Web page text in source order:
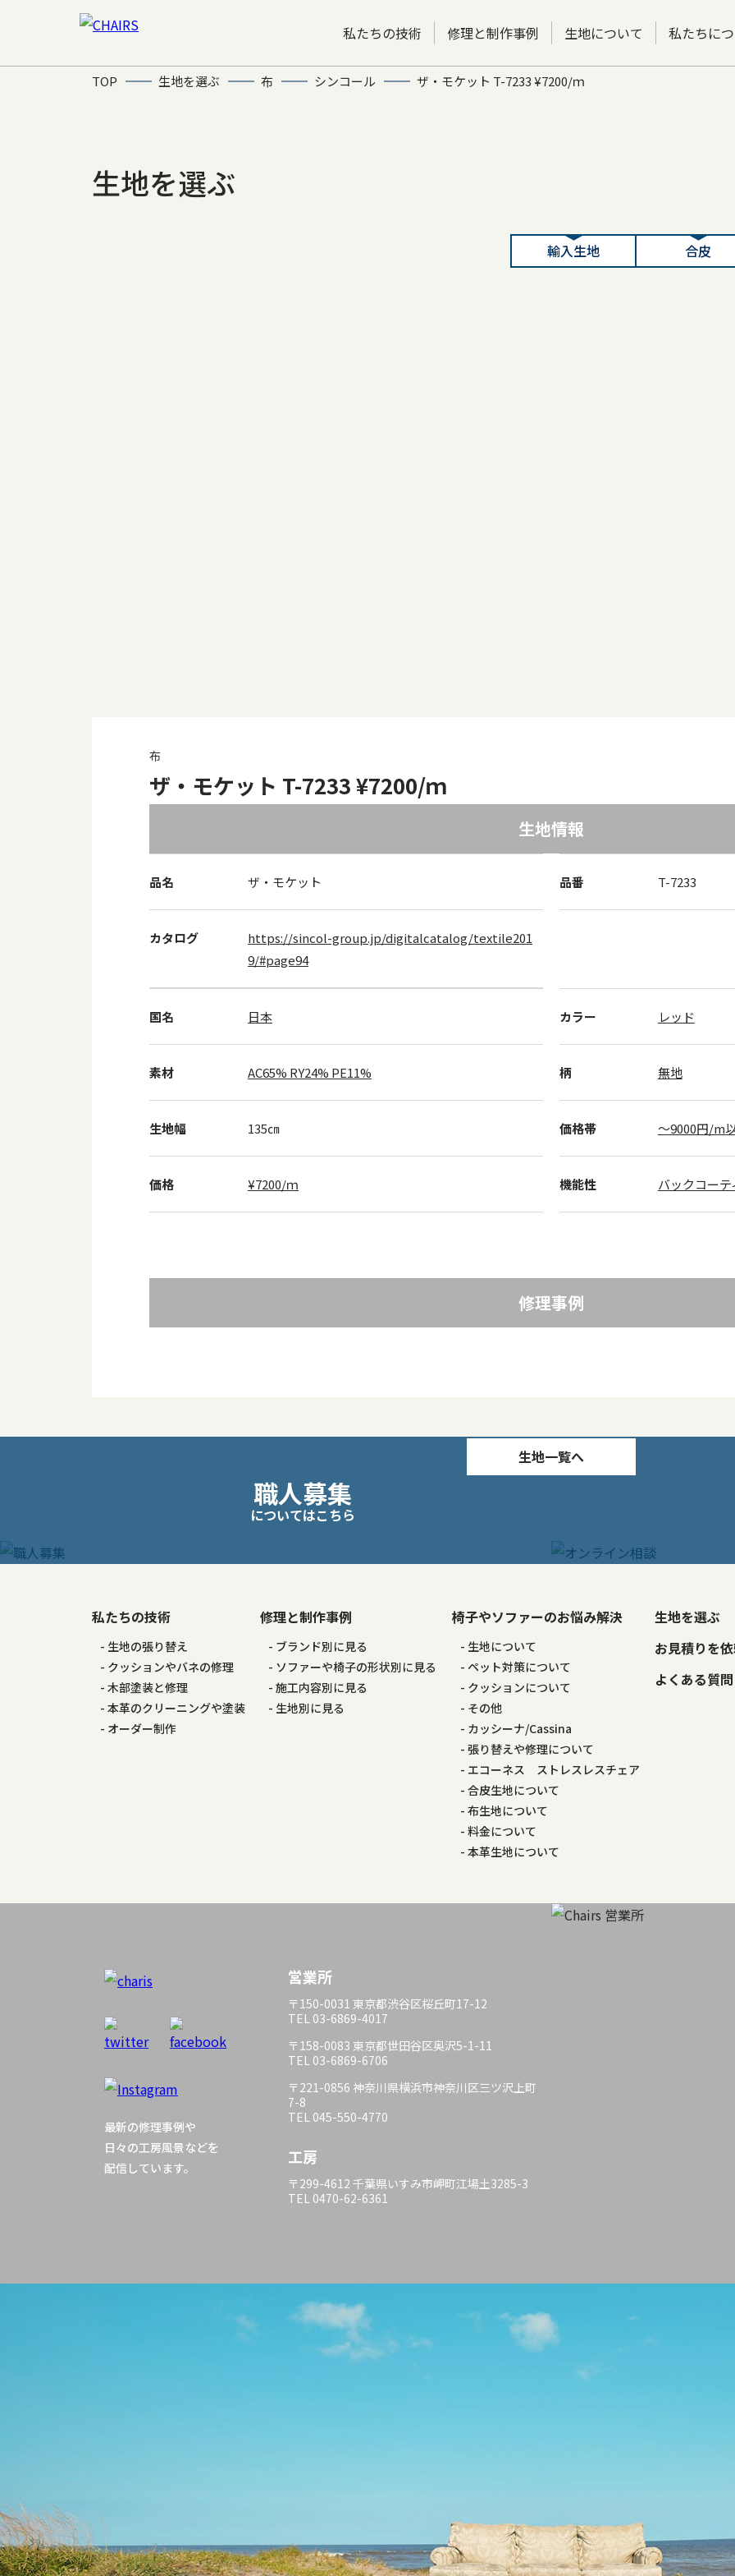
私たちの技術 修理と制作事例 生地について 私たちに
TOP 生地を選ぶ 布 シンコール ザ・モケット T-7233 ¥7200/ｍ
生地を選ぶ
輸入生地 合皮
布
ザ・モケット T-7233 ¥7200/ｍ
生地情報
品名 ザ・モケット 品番 T-7233
カタログ
https://sincol-group.jp/digitalcatalog/textile201
9/#page94
国名 日本 カラー レッド
素材 AC65% RY24% PE11% 柄 無地
生地幅 135㎝ 価格帯 ～9000円/m
価格 ¥7200/ｍ 機能性 バックコーテ
修理事例
ゲ
ー
シ
生地一覧へ
職人募集
についてはこちら
私たちの技術
生地の張り替え
クッションやバネの修理
木部塗装と修理
本革のクリーニングや塗装
オーダー制作
修理と制作事例
ブランド別に見る
ソファーや椅子の形状別に見る
施工内容別に見る
生地別に見る
椅子やソファーのお悩み解決
生地について
ペット対策について
クッションについて
その他
カッシーナ/Cassina
張り替えや修理について
エコーネス ストレスレスチェア
合皮生地について
布生地について
料金について
本革生地について
生地を選ぶ
お見積りを
よくある質問
最新の修理事例や
日々の工房風景などを
配信しています。
営業所
〒150-0031 東京都渋谷区桜丘町17-12
TEL 03-6869-4017
〒158-0083 東京都世田谷区奥沢5-1-11
TEL 03-6869-6706
〒221-0856 神奈川県横浜市神奈川区三ツ沢上町
7-8
TEL 045-550-4770
工房
〒299-4612 千葉県いすみ市岬町江場土3285-3
TEL 0470-62-6361